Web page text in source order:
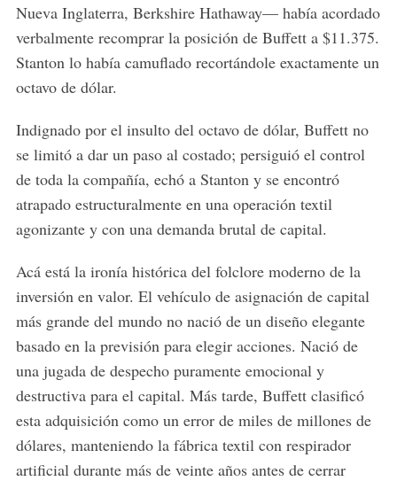
Nueva Inglaterra, Berkshire Hathaway— había acordado
verbalmente recomprar la posición de Buffett a $11.375.
Stanton lo había camuflado recortándole exactamente un
octavo de dólar.
Indignado por el insulto del octavo de dólar, Buffett no
se limitó a dar un paso al costado; persiguió el control
de toda la compañía, echó a Stanton y se encontró
atrapado estructuralmente en una operación textil
agonizante y con una demanda brutal de capital.
Acá está la ironía histórica del folclore moderno de la
inversión en valor. El vehículo de asignación de capital
más grande del mundo no nació de un diseño elegante
basado en la previsión para elegir acciones. Nació de
una jugada de despecho puramente emocional y
destructiva para el capital. Más tarde, Buffett clasificó
esta adquisición como un error de miles de millones de
dólares, manteniendo la fábrica textil con respirador
artificial durante más de veinte años antes de cerrar